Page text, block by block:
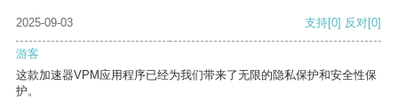
2025-09-03 支持[0] 反对[0]
游客
这款加速器VPM应用程序已经为我们带来了无限的隐私保护和安全性保
护。